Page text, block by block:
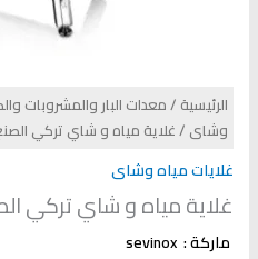
الرئيسية /معدات البار والمشروبات
وشاى / غلاية مياه و شاي تركي
غلايات مياه وشاى
غلاية مياه و شاي تركي
ماركة :sevinox